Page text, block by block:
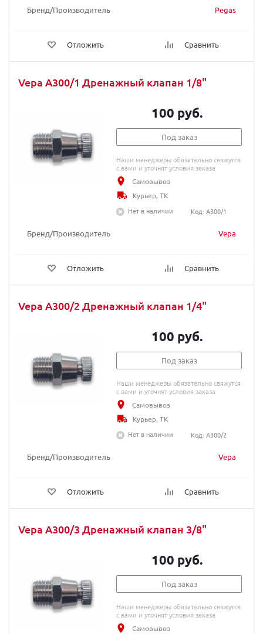
Бренд/Производитель Pegas
Отложить Сравнить
Vepa A300/1 Дренажный клапан 1/8"
Бренд/Производитель Vepa
Отложить Сравнить
100 руб.
Под заказ
Наши менеджеры обязательно свяжутся
с вами и уточнят условия заказа
Самовывоз
Курьер, ТК
Нет в наличии
Код: A300/1
Vepa A300/2 Дренажный клапан 1/4"
Бренд/Производитель Vepa
Отложить Сравнить
100 руб.
Под заказ
Наши менеджеры обязательно свяжутся
с вами и уточнят условия заказа
Самовывоз
Курьер, ТК
Нет в наличии
Код: A300/2
Vepa A300/3 Дренажный клапан 3/8"
100 руб.
Под заказ
Наши менеджеры обязательно свяжутся
с вами и уточнят условия заказа
Самовывоз